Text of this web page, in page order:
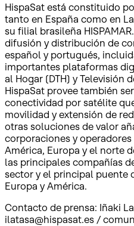
HispaSat está constituido
tanto en España como en
su filial brasileña
difusión y distribución de
español y portugués,
importantes plataformas
al Hogar (DTH) y Televisión
HispaSat provee también
conectividad por satélite
movilidad y extensión de
otras soluciones de valor
corporaciones y
América, Europa y el norte
las principales compañías
sector y el principal puente
Europa y América.
Contacto de prensa: Iñaki
ilatasa@hispasat.es /